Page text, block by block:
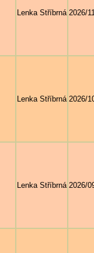
Lenka Stříbrná 2026/11
Lenka Stříbrná 2026/
Lenka Stříbrná 2026/